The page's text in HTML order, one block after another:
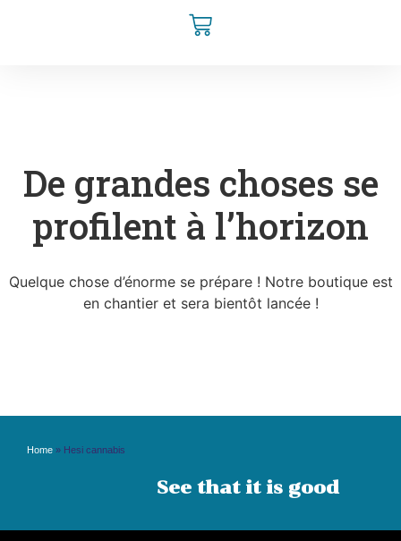
De grandes choses se
profilent à l’horizon
Quelque chose d’énorme se prépare ! Notre boutique est
en chantier et sera bientôt lancée !
Home » Hesi cannabis
See that it is good